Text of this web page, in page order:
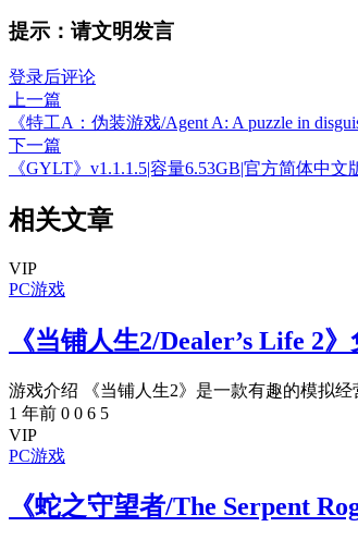
提示：请文明发言
登录后评论
上一篇
《特工A：伪装游戏/Agent A: A puzzle in
下一篇
《GYLT》v1.1.1.5|容量6.53GB|官方简体中文
相关文章
VIP
PC游戏
《当铺人生2/Dealer’s Life 2
游戏介绍 《当铺人生2》是一款有趣的模拟
1 年前 0 0 6 5
VIP
PC游戏
《蛇之守望者/The Serpent